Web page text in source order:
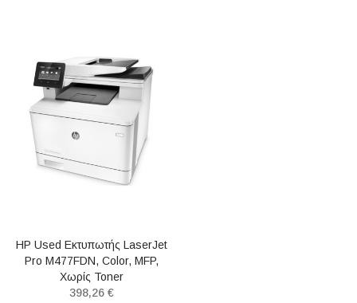
HP Used Εκτυπωτής LaserJet
Pro M477FDN, Color, MFP,
Χωρίς Toner
398,26 €